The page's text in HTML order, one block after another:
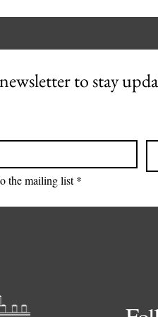
to stay
the mailing list *